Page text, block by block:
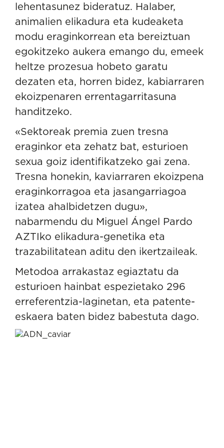
lehentasunez bideratuz. Halaber,
animalien elikadura eta kudeaketa
modu eraginkorrean eta bereiztuan
egokitzeko aukera emango du, emeek
heltze prozesua hobeto garatu
dezaten eta, horren bidez, kabiarraren
ekoizpenaren errentagarritasuna
handitzeko.
«Sektoreak premia zuen tresna
eraginkor eta zehatz bat, esturioen
sexua goiz identifikatzeko gai zena.
Tresna honekin, kaviarraren ekoizpena
eraginkorragoa eta jasangarriagoa
izatea ahalbidetzen dugu»,
nabarmendu du Miguel Ángel Pardo
AZTIko elikadura-genetika eta
trazabilitatean aditu den ikertzaileak.
Metodoa arrakastaz egiaztatu da
esturioen hainbat espezietako 296
erreferentzia-laginetan, eta patente-
eskaera baten bidez babestuta dago.